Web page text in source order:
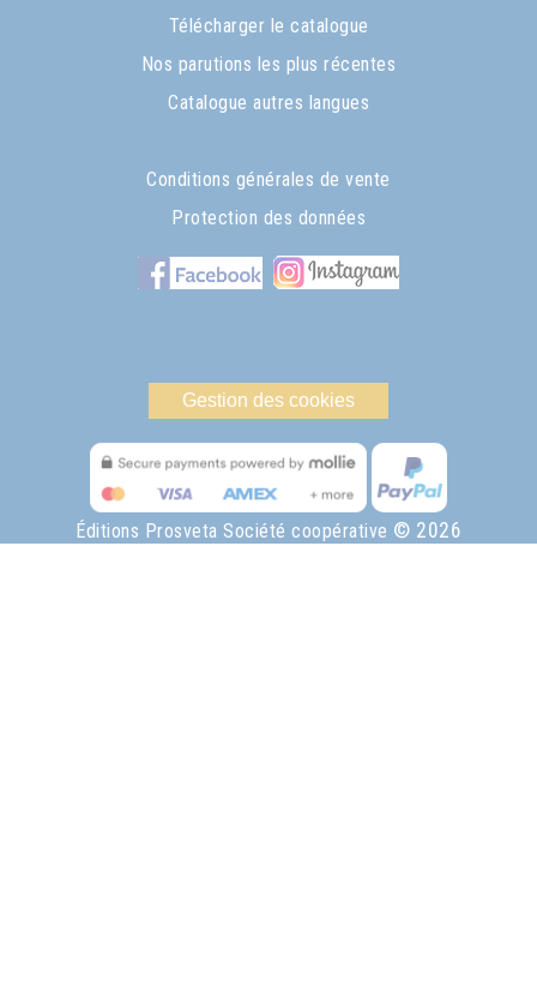
Télécharger le catalogue
Nos parutions les plus récentes
Catalogue autres langues
Conditions générales de vente
Protection des données
Gestion des cookies
Éditions Prosveta Société coopérative © 2026